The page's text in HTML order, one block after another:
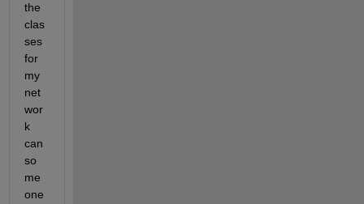
the
clas
ses
for
my
net
wor
k
can
so
me
one